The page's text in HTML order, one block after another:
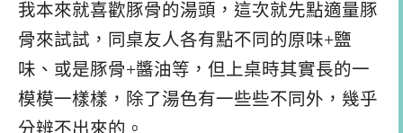
我本來就喜歡豚骨的湯頭，這次就先點適量豚
骨來試試，同桌友人各有點不同的原味+鹽
味、或是豚骨+醬油等，但上桌時其實長的一
模模一樣樣，除了湯色有一些些不同外，幾乎
分辨不出來的。